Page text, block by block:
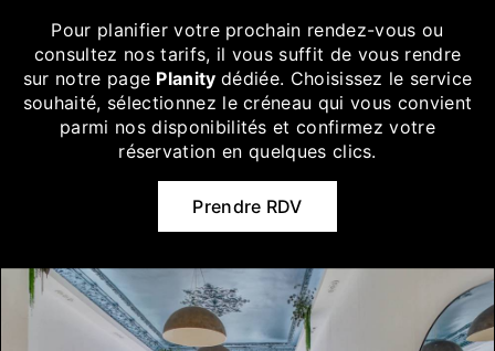
Pour planifier votre prochain rendez-vous ou
consultez nos tarifs, il vous suffit de vous rendre
sur notre page Planitydédiée. Choisissez le service
souhaité, sélectionnez le créneau qui vous convient
parmi nos disponibilités et confirmez votre
réservation en quelques clics.
Prendre RDV